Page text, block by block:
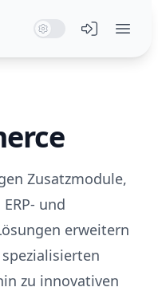
System Mode
Light Mode
Dark Mode
Menü
Zusatzmodule,
und
erweitern
zu innovativen